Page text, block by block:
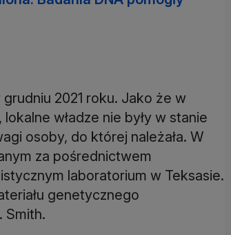
2021 roku. Jako że w
władze nie były w stanie
osoby, do której należała. W
za pośrednictwem
laboratorium w Teksasie.
genetycznego
Smith.